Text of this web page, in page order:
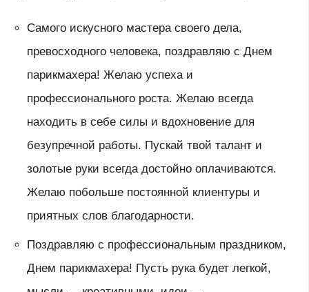
Самого искусного мастера своего дела,
превосходного человека, поздравляю с Днем
парикмахера! Желаю успеха и
профессионального роста. Желаю всегда
находить в себе силы и вдохновение для
безупречной работы. Пускай твой талант и
золотые руки всегда достойно оплачиваются.
Желаю побольше постоянной клиентуры и
приятных слов благодарности.
Поздравляю с профессиональным праздником,
Днем парикмахера! Пусть рука будет легкой,